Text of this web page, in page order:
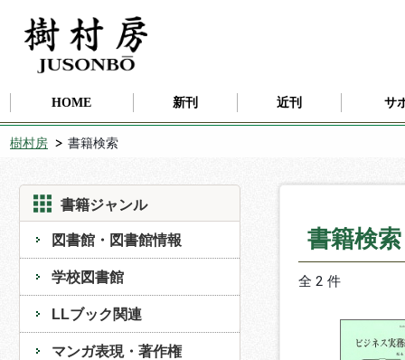
HOME 新刊 近刊 サ
樹村房 書籍検索
書籍ジャンル
図書館・図書館情報
学校図書館
LLブック関連
マンガ表現・著作権
書籍検
全 2 件